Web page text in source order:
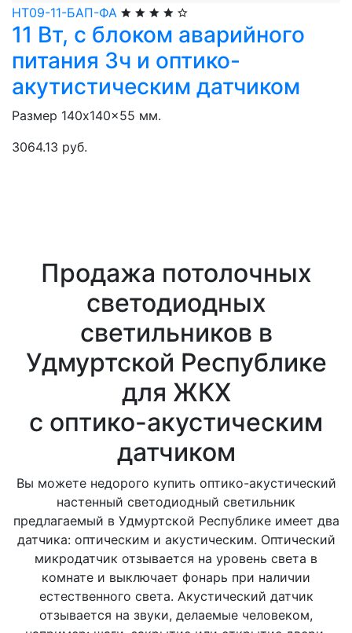
НТ09-11-БАП-ФА
11 Вт, с блоком аварийного
питания 3ч и оптико-
акутистическим датчиком
Размер 140x140x55 мм.
3064.13 руб.
Продажа потолочных
светодиодных
светильников в
Удмуртской Республике
для ЖКХ
с оптико-акустическим
датчиком
Вы можете недорого купить оптико-акустический
настенный светодиодный светильник
предлагаемый в Удмуртской Республике имеет два
датчика: оптическим и акустическим. Оптический
микродатчик отзывается на уровень света в
комнате и выключает фонарь при наличии
естественного света. Акустический датчик
отзывается на звуки, делаемые человеком,